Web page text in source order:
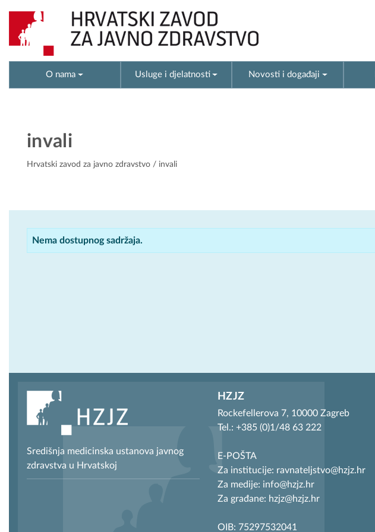
O nama Usluge i djelatnosti Novosti i događaji
invali
Hrvatski zavod za javno zdravstvo / invali
Nema dostupnog sadržaja.
Središnja medicinska ustanova javnog
zdravstva u Hrvatskoj
HZJZ
Rockefellerova 7, 10000 Zagreb
Tel.: +385 (0)1/48 63 222
E-POŠTA
Za institucije: ravnateljstvo@hzjz.hr
Za medije: info@hzjz.hr
Za građane: hzjz@hzjz.hr
OIB: 75297532041